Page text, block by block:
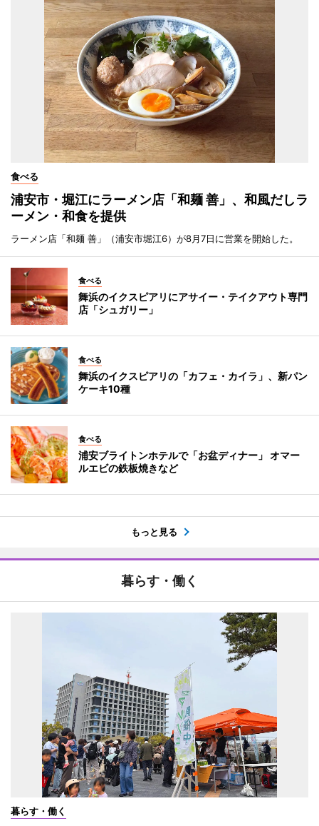
食べる
浦安市・堀江にラーメン店「和麺 善」、和風だしラ
ーメン・和食を提供
ラーメン店「和麺 善」（浦安市堀江6）が8月7日に営業を開始した。
食べる
舞浜のイクスピアリにアサイー・テイクアウト専門
店「シュガリー」
食べる
舞浜のイクスピアリの「カフェ・カイラ」、新パン
ケーキ10種
食べる
浦安ブライトンホテルで「お盆ディナー」 オマー
ルエビの鉄板焼きなど
もっと見る
暮らす・働く
暮らす・働く